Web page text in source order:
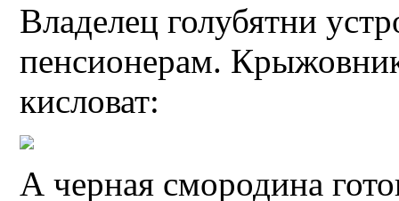
Владелец голубятни
пенсионерам.
кисловат:
А черная смородина